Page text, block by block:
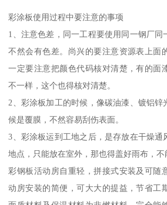
彩涂板使用过程中要注意的事项
1、注意色差，同一工程要使用同一钢厂同
不然会有色差。尚兴的要注意资源表上面
一定要注意把颜色代码核对清楚，有的面
不一样，这个也得核对清楚。
2、彩涂板加工的时候，像碳油漆、镀铝锌
候是覆膜，不然容易刮伤表面。
3、彩涂板运到工地之后，是存放在干燥通
地点，只能放在室外，那也得盖好雨布，不
彩钢板活动房自重轻，拼接式安装及可随
动房安装的简便，可大大的提益，节省工